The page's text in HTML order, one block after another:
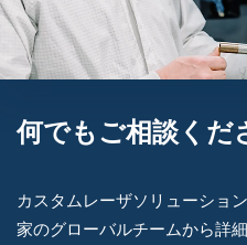
何でもご相談くだ
カスタムレーザソリューショ
家のグローバルチームから詳